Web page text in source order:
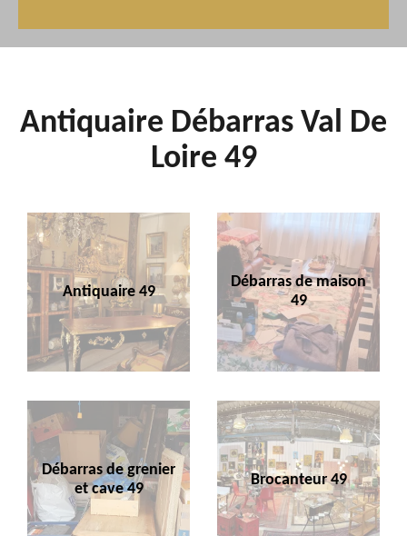
Antiquaire Débarras Val De
Loire 49
Antiquaire 49
Débarras de maison
49
Débarras de grenier
et cave 49
Brocanteur 49